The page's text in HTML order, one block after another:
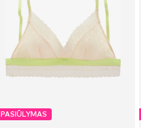
PASIŪLYMAS